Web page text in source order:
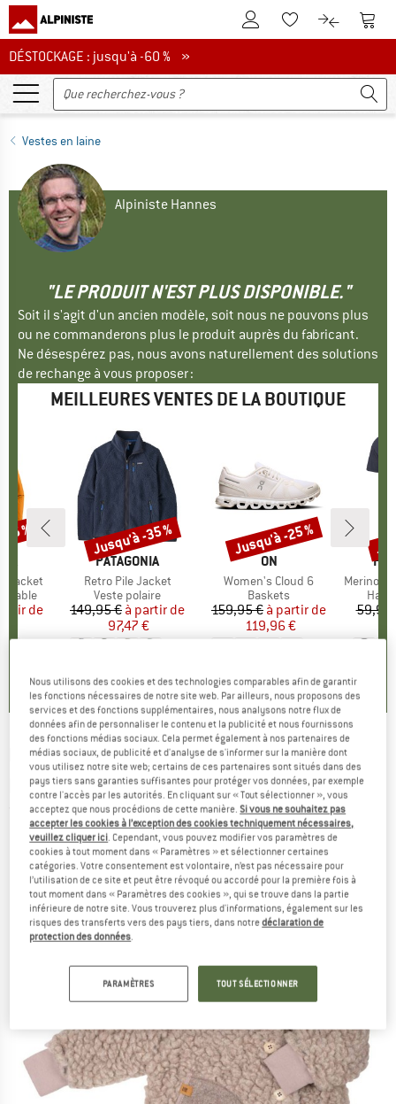
Vers le compte client
Vers la liste
Vers le
DÉSTOCKAGE : jusqu'à -60 %
DÉSTOCKAGE : jusqu'à -60 % »
Vestes en laine
Alpiniste Hannes
"LE PRODUIT N'EST PLUS DISPONIBLE."
Soit il s'agit d'un ancien modèle, soit nous ne pouvons plus
ou ne commanderons plus le produit auprès du fabricant.
Ne désespérez pas, nous avons naturellement des solutions
de rechange à vous proposer :
MEILLEURES VENTES DE LA BOUTIQUE
Jacket
réduit
de
%
MARQUE
PATAGONIA
Article
Retro Pile Jacket
Product group
Veste polaire
Prix
149,95 € Prix réduit
à partir de
97,47 €
Remise
Jusqu'à -35 %
MARQUE
ON
Article
Women's Cloud 6
Product group
Baskets
Prix
159,95 € Prix réduit
à partir de
119,96 €
Remise
Jusqu'à -25 %
Article
MerinoMix150
Haut
59,95
PURE PURE -Kid's Coat Plüsch - Veste
polaire
(0)
Nous utilisons des cookies et des technologies comparables afin de garantir
les fonctions nécessaires de notre site web. Par ailleurs, nous proposons des
services et des fonctions supplémentaires, nous analysons notre flux de
données afin de personnaliser le contenu et la publicité et nous fournissons
des fonctions médias sociaux. Cela permet également à nos partenaires de
médias sociaux, de publicité et d'analyse de s'informer sur la manière dont
vous utilisez notre site web; certains de ces partenaires sont situés dans des
pays tiers sans garanties suffisantes pour protéger vos données, par exemple
contre l'accès par les autorités. En cliquant sur « Tout sélectionner », vous
acceptez que nous procédions de cette manière.Si vous ne souhaitez pas
accepter les cookies à l’exception des cookies techniquement nécessaires,
veuillez cliquer ici. Cependant, vous pouvez modifier vos paramètres de
cookies à tout moment dans « Paramètres » et sélectionner certaines
catégories. Votre consentement est volontaire, n’est pas nécessaire pour
l’utilisation de ce site et peut être révoqué ou accordé pour la première fois à
tout moment dans « Paramètres des cookies », qui se trouve dans la partie
inférieure de notre site. Vous trouverez plus d'informations, également sur les
risques des transferts vers des pays tiers, dans notredéclaration de
protection des données.
PARAMÈTRES TOUT SÉLECTIONNER